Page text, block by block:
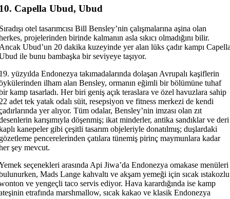
Capella Ubud, Ubud
otel tasarımcısı Bill Bensley’nin çalışmalarına aşina olan
projelerinden birinde kalmanın asla sıkıcı olmadığını bilir.
Ubud’un 20 dakika kuzeyinde yer alan lüks çadır kampı
ile bunu bambaşka bir seviyeye taşıyor.
yüzyılda Endonezya takımadalarında dolaşan Avrupalı ​​kaşiflerin
ilham alan Bensley, ormanın eğimli bir bölümüne tuhaf
kamp tasarladı. Her biri geniş açık teraslara ve özel havuzlara sahip
adet tek yatak odalı süit, resepsiyon ve fitness merkezi de kendi
yer alıyor. Tüm odalar, Bensley’nin imzası olan zıt
karışımıyla döşenmiş; ikat minderler, antika sandıklar ve deri
kanepeler gibi çeşitli tasarım objeleriyle donatılmış; duşlardaki
pencerelerinden çatılara tünemiş pirinç maymunlara kadar
şey mevcut.
seçenekleri arasında Api Jiwa’da Endonezya omakase menüleri
Mads Lange kahvaltı ve akşam yemeği için sıcak ıstakozlu
ve yengeçli taco servis ediyor. Hava karardığında ise kamp
etrafında marshmallow, sıcak kakao ve klasik Endonezya